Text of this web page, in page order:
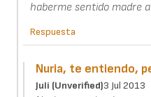
haberme sentido madre
Respuesta
Nuria, te entiendo,
Juli (unverified)3 Jul 2013